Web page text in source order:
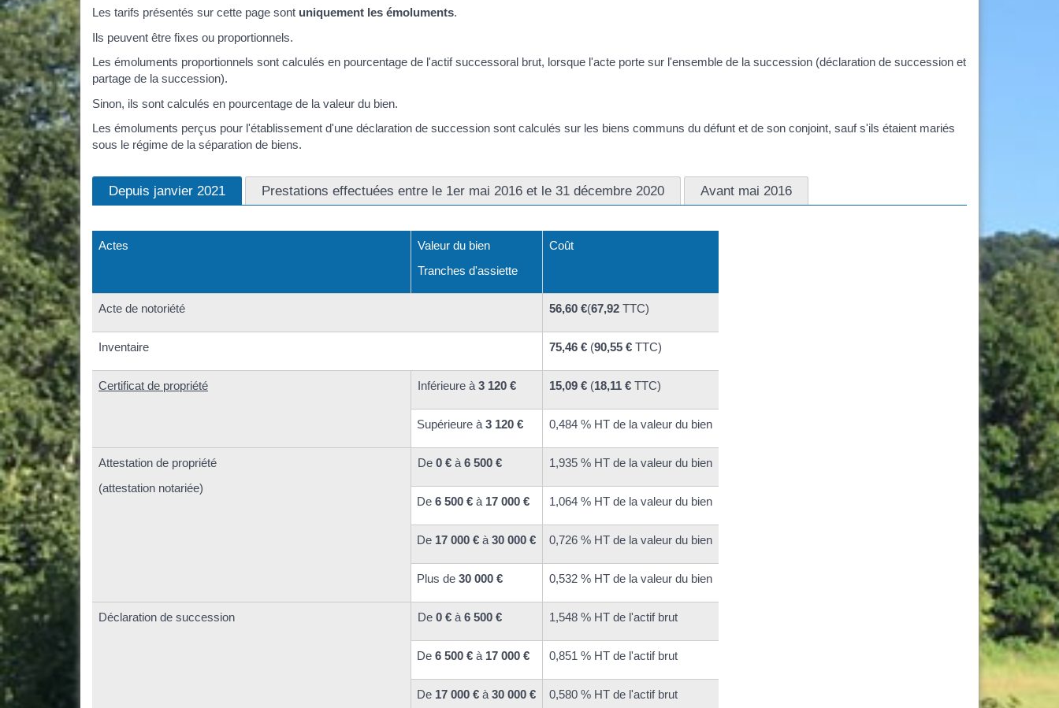
Les tarifs présentés sur cette page sont uniquement les émoluments.
Ils peuvent être fixes ou proportionnels.
Les émoluments proportionnels sont calculés en pourcentage de l'actif successoral brut, lorsque l'acte porte sur l'ensemble de la succession (déclaration de succession et
partage de la succession).
Sinon, ils sont calculés en pourcentage de la valeur du bien.
Les émoluments perçus pour l'établissement d'une déclaration de succession sont calculés sur les biens communs du défunt et de son conjoint, sauf s'ils étaient mariés
sous le régime de la séparation de biens.
Depuis janvier 2021 Prestations effectuées entre le 1er mai 2016 et le 31 décembre 2020 Avant mai 2016
Actes
Valeur du bien
Tranches d'assiette
Coût
Acte de notoriété 56,60 €(67,92 TTC)
Inventaire 75,46 € (90,55 € TTC)
Certificat de propriété Inférieure à 3 120 € 15,09 € (18,11 € TTC)
Supérieure à 3 120 € 0,484 % HT de la valeur du bien
Attestation de propriété
(attestation notariée)
De 0 € à 6 500 € 1,935 % HT de la valeur du bien
De 6 500 € à 17 000 € 1,064 % HT de la valeur du bien
De 17 000 € à 30 000 € 0,726 % HT de la valeur du bien
Plus de 30 000 € 0,532 % HT de la valeur du bien
Déclaration de succession De 0 € à 6 500 € 1,548 % HT de l'actif brut
De 6 500 € à 17 000 € 0,851 % HT de l'actif brut
De 17 000 € à 30 000 € 0,580 % HT de l'actif brut